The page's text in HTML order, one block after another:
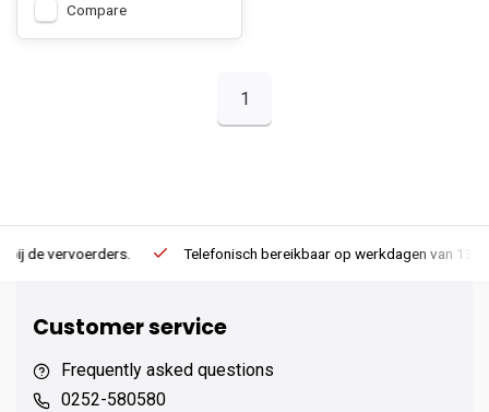
Compare
1
Telefonisch bereikbaar op werkdagen van 13:00 tot 17:00
Customer service
Frequently asked questions
0252-580580